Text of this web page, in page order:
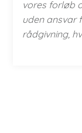
vores forløb
uden ansvar
rådgivning,